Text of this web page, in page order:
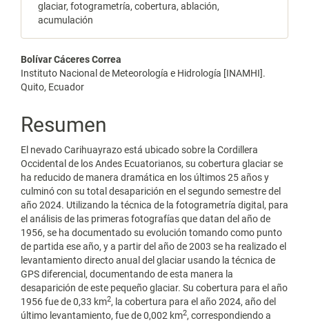
glaciar, fotogrametría, cobertura, ablación,
acumulación
Contenido
principal
artículo
Bolívar Cáceres Correa
Instituto Nacional de Meteorología e Hidrología [INAMHI].
Quito, Ecuador
Resumen
El nevado Carihuayrazo está ubicado sobre la Cordillera
Occidental de los Andes Ecuatorianos, su cobertura glaciar se
ha reducido de manera dramática en los últimos 25 años y
culminó con su total desaparición en el segundo semestre del
año 2024. Utilizando la técnica de la fotogrametría digital, para
el análisis de las primeras fotografías que datan del año de
1956, se ha documentado su evolución tomando como punto
de partida ese año, y a partir del año de 2003 se ha realizado el
levantamiento directo anual del glaciar usando la técnica de
GPS diferencial, documentando de esta manera la
desaparición de este pequeño glaciar. Su cobertura para el año
1956 fue de 0,33 km2, la cobertura para el año 2024, año del
último levantamiento, fue de 0,002 km2, correspondiendo a